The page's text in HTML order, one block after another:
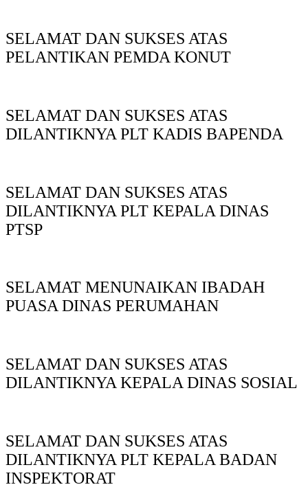
SELAMAT DAN SUKSES ATAS
PELANTIKAN PEMDA KONUT
SELAMAT DAN SUKSES ATAS
DILANTIKNYA PLT KADIS BAPENDA
SELAMAT DAN SUKSES ATAS
DILANTIKNYA PLT KEPALA DINAS
PTSP
SELAMAT MENUNAIKAN IBADAH
PUASA DINAS PERUMAHAN
SELAMAT DAN SUKSES ATAS
DILANTIKNYA KEPALA DINAS SOSIAL
SELAMAT DAN SUKSES ATAS
DILANTIKNYA PLT KEPALA BADAN
INSPEKTORAT